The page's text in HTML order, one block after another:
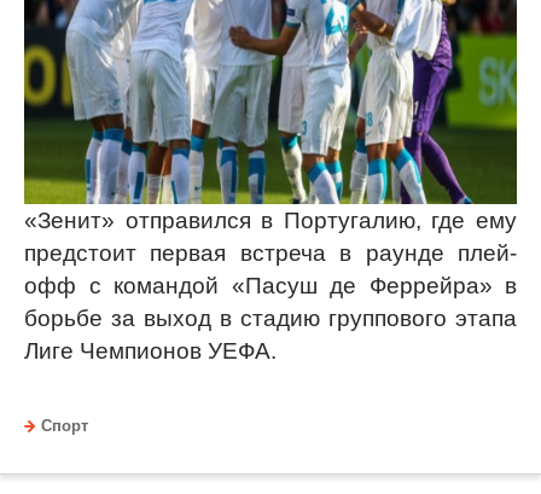
«Зенит» отправился в Португалию, где ему
предстоит первая встреча в раунде плей-
офф с командой «Пасуш де Феррейра» в
борьбе за выход в стадию группового этапа
Лиге Чемпионов УЕФА.
Спорт